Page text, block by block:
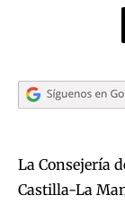
La Consejería
Castilla-La